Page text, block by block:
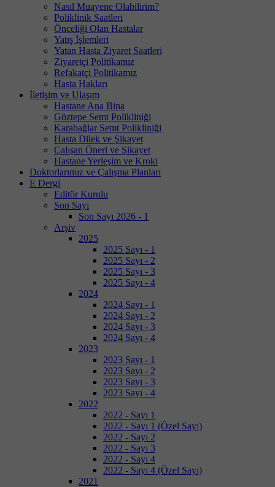
Nasıl Muayene Olabilirim?
Poliklinik Saatleri
Önceliği Olan Hastalar
Yatış İşlemleri
Yatan Hasta Ziyaret Saatleri
Ziyaretçi Politikamız
Refakatçi Politikamız
Hasta Hakları
İletişim ve Ulaşım
Hastane Ana Bina
Göztepe Semt Polikliniği
Karabağlar Semt Polikliniği
Hasta Dilek ve Şikayet
Çalışan Öneri ve Şikayet
Hastane Yerleşim ve Kroki
Doktorlarımız ve Çalışma Planları
E Dergi
Editör Kurulu
Son Sayı
Son Sayı 2026 - 1
Arşiv
2025
2025 Sayı - 1
2025 Sayı - 2
2025 Sayı - 3
2025 Sayı - 4
2024
2024 Sayı - 1
2024 Sayı - 2
2024 Sayı - 3
2024 Sayı - 4
2023
2023 Sayı - 1
2023 Sayı - 2
2023 Sayı - 3
2023 Sayı - 4
2022
2022 - Sayı 1
2022 - Sayı 1 (Özel Sayı)
2022 - Sayı 2
2022 - Sayı 3
2022 - Sayı 4
2022 - Sayı 4 (Özel Sayı)
2021